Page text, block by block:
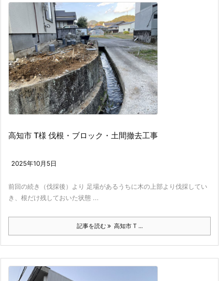
高知市 T様 伐根・ブロック・土間撤去工事
2025年10月5日
前回の続き（伐採後）より 足場があるうちに木の上部より伐採してい
き、根だけ残しておいた状態 ...
記事を読む 高知市 T ...